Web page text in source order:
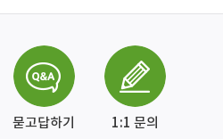
묻고답하기 1:1 문의